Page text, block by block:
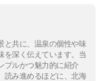
と共に、温泉の個性や味
を深く伝えています。当
プルかつ魅力的に紹介
読み進めるほどに、北海